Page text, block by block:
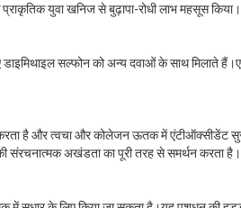
युवा खनिज से बुढ़ापा-रोधी लाभ महसूस किया।
डाइमिथाइल सल्फोन को अन्य दवाओं के साथ मिलाते
करता है और त्वचा और कोलेजन ऊतक में एंटीऑक्सीडेंट
संरचनात्मक अखंडता का पूरी तरह से समर्थन करता है।